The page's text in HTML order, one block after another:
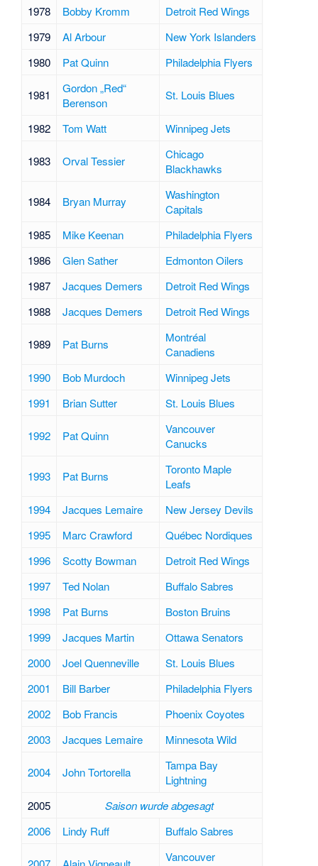
1978
Bobby Kromm
Detroit Red Wings
1979
Al Arbour
New York Islanders
1980
Pat Quinn Philadelphia Flyers
1981
Gordon „Red“
Berenson
St. Louis Blues
1982 Tom Watt Winnipeg Jets
1983 Orval Tessier
Chicago
Blackhawks
1984 Bryan Murray
Washington
Capitals
1985
Mike Keenan
Philadelphia Flyers
1986
Glen Sather
Edmonton Oilers
1987
Jacques Demers
Detroit Red Wings
1988
Jacques Demers Detroit Red Wings
1989 Pat Burns
Montréal
Canadiens
1990
Bob Murdoch
Winnipeg Jets
1991
Brian Sutter St. Louis Blues
1992 Pat Quinn
Vancouver
Canucks
1993 Pat Burns
Toronto Maple
Leafs
1994
Jacques Lemaire
New Jersey Devils
1995
Marc Crawford
Québec Nordiques
1996
Scotty Bowman
Detroit Red Wings
1997
Ted Nolan
Buffalo Sabres
1998
Pat Burns
Boston Bruins
1999
Jacques Martin
Ottawa Senators
2000
Joel Quenneville
St. Louis Blues
2001
Bill Barber
Philadelphia Flyers
2002
Bob Francis
Phoenix Coyotes
2003
Jacques Lemaire Minnesota Wild
2004 John Tortorella
Tampa Bay
Lightning
2005
Saison wurde abgesagt
2006
Lindy Ruff Buffalo Sabres
Vancouver